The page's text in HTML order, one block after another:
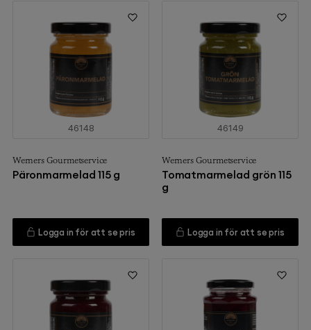
46148
Werners Gourmetservice
Päronmarmelad 115 g
Logga in för att se pris
46149
Werners Gourmetservice
Tomatmarmelad grön 115
g
Logga in för att se pris